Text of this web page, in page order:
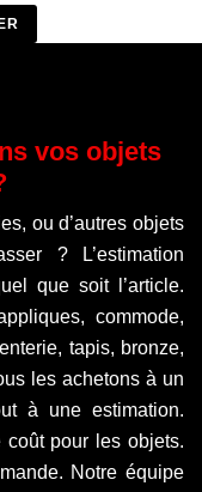
vos objets
ou d’autres objets
? L’estimation
que soit l’article.
commode,
tapis, bronze,
les achetons à un
à une estimation.
pour les objets.
Notre équipe